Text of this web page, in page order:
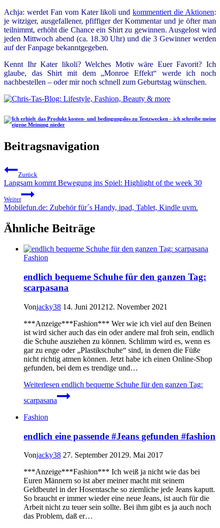
Achja: werdet Fan vom Kater likoli undkommentiert die Aktionen:
je witziger, ausgefallener, pfiffiger der Kommentar und je öfter man
teilnimmt, erhöht die Chance ein Shirt zu gewinnen. Ausgelost wird
jeden Mittwoch abend (ca. 18.30 Uhr) und die 3 Gewinner werden
auf der Fanpage bekanntgegeben.
Kennt Ihr Kater likoli? Welches Motiv wäre Euer Favorit? Ich
glaube, das Shirt mit dem „Monroe Effekt“ werde ich noch
nachbestellen – oder mir noch schnell zum Geburtstag wünschen.
Beitragsnavigation
Zurück
Langsam kommt Bewegung ins Spiel: Highlight of the week 30
Weiter
Mobilefun.de: Zubehör für´s Handy, ipad, Tablet, Kindle uvm.
Ähnliche Beiträge
Fashion
endlich bequeme Schuhe für den ganzen Tag:
scarpasana
Vonjacky38 14. Juni 201212. November 2021
***Anzeige***Fashion*** Wer wie ich viel auf den Beinen
ist wird sicher auch das ein oder andere mal froh sein, endlich
die Schuhe ausziehen zu können. Schlimm wird es, wenn es
gar zu enge oder „Plastikschuhe“ sind, in denen die Füße
nicht richtig atmen können. Jetzt habe ich einen Online-Shop
gefunden, bei dem es trendige und…
Weiterlesen endlich bequeme Schuhe für den ganzen Tag:
scarpasana
Fashion
endlich eine passende #Jeans gefunden #fashion
Vonjacky38 27. September 20129. Mai 2017
***Anzeige***Fashion*** Ich weiß ja nicht wie das bei
Euren Männern so ist aber meiner macht mit seinem
Geldbeutel in der Hosentasche so ziemliche jede Jeans kaputt.
So braucht er immer wieder eine neue Jeans, ist auch für die
Arbeit nicht zu teuer sein sollte. Bei ihm gibt es ja auch noch
das Problem, daß er…